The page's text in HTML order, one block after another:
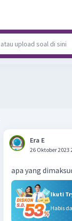
Era E
26 Oktober 2023
apa yang
Ikuti
Habis